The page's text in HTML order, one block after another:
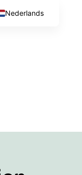
Nederlands